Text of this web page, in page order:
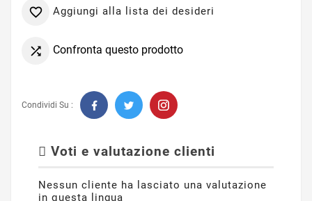
 Aggiungi alla lista dei desideri
 Confronta questo prodotto
Condividi Su :
Voti e valutazione clienti
Nessun cliente ha lasciato una valutazione
in questa lingua